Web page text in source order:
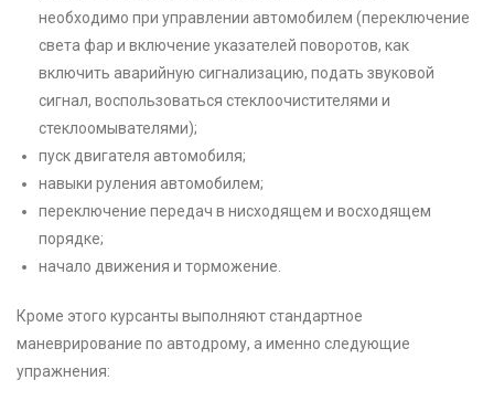
необходимо при управлении автомобилем (переключение
света фар и включение указателей поворотов, как
включить аварийную сигнализацию, подать звуковой
сигнал, воспользоваться стеклоочистителями и
стеклоомывателями);
пуск двигателя автомобиля;
навыки руления автомобилем;
переключение передач в нисходящем и восходящем
порядке;
начало движения и торможение.
Кроме этого курсанты выполняют стандартное
маневрирование по автодрому, а именно следующие
упражнения: